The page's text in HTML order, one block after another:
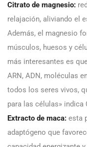
Citrato de magnesio:
relajación, aliviando el
Además, el magnesio
músculos, huesos y
más interesantes es
ARN, ADN, moléculas
todos los seres vivos,
para las células» indica
Extracto de maca: esta
adaptógeno que